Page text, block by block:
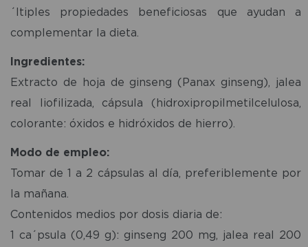
´ltiples propiedades beneficiosas que ayudan a
complementar la dieta.
Ingredientes:
Extracto de hoja de ginseng (Panax ginseng), jalea
real liofilizada, cápsula (hidroxipropilmetilcelulosa,
colorante: óxidos e hidróxidos de hierro).
Modo de empleo:
Tomar de 1 a 2 cápsulas al día, preferiblemente por
la mañana.
Contenidos medios por dosis diaria de:
1 ca´psula (0,49 g): ginseng 200 mg, jalea real 200